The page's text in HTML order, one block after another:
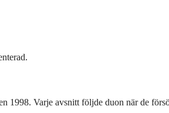
1998. Varje avsnitt följde duon när de